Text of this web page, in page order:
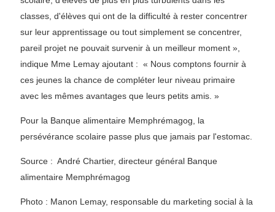
classes, d'élèves qui ont de la difficulté à rester concentrer
sur leur apprentissage ou tout simplement se concentrer,
pareil projet ne pouvait survenir à un meilleur moment »,
indique Mme Lemay ajoutant : « Nous comptons fournir à
ces jeunes la chance de compléter leur niveau primaire
avec les mêmes avantages que leurs petits amis. »
Pour la Banque alimentaire Memphrémagog, la
persévérance scolaire passe plus que jamais par l'estomac.
Source : André Chartier, directeur général Banque
alimentaire Memphrémagog
Photo : Manon Lemay, responsable du marketing social à la